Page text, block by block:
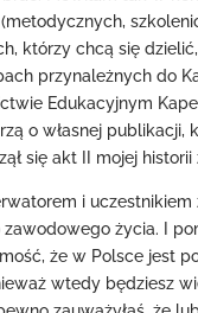
którzy chcą się
przynależnych do
Edukacyjnym
o własnej
się akt II mojej
i
życia. I
że w Polsce jest
wtedy będziesz